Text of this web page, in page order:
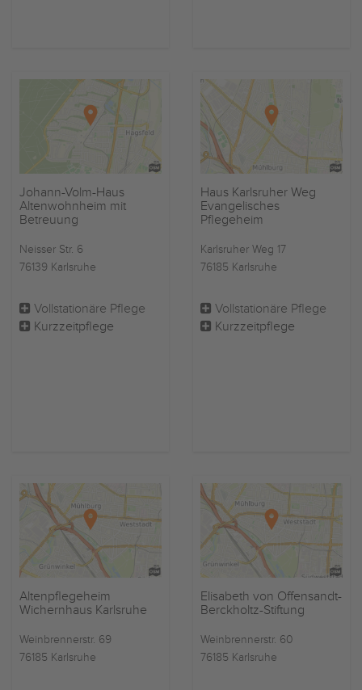
Johann-Volm-Haus
Altenwohnheim mit
Betreuung
Neisser Str. 6
76139 Karlsruhe
Vollstationäre Pflege
Kurzzeitpflege
Haus Karlsruher Weg
Evangelisches
Pflegeheim
Karlsruher Weg 17
76185 Karlsruhe
Vollstationäre Pflege
Kurzzeitpflege
Altenpflegeheim
Wichernhaus Karlsruhe
Weinbrennerstr. 69
76185 Karlsruhe
Elisabeth von Offensandt-
Berckholtz-Stiftung
Weinbrennerstr. 60
76185 Karlsruhe